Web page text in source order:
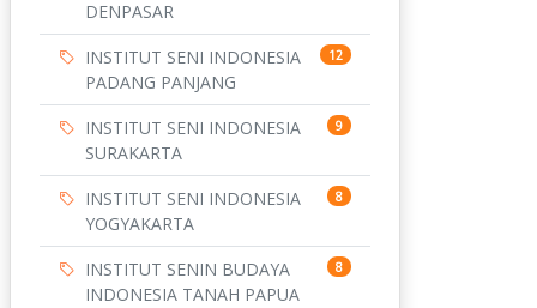
DENPASAR
INSTITUT SENI INDONESIA
PADANG PANJANG
12
INSTITUT SENI INDONESIA
SURAKARTA
9
INSTITUT SENI INDONESIA
YOGYAKARTA
8
INSTITUT SENIN BUDAYA
INDONESIA TANAH PAPUA
8